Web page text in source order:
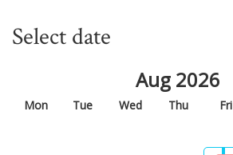
Select date
Aug 2026
Mon Tue Wed Thu Fri